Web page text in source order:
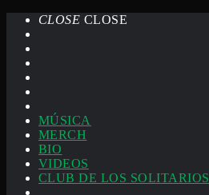
CLOSE CLOSE
MÚSICA
MERCH
BIO
VIDEOS
CLUB DE LOS SOLITARIOS